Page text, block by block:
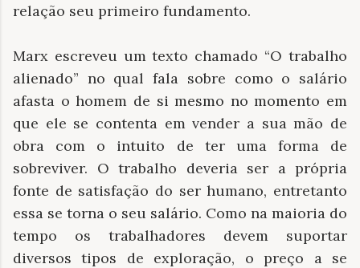
relação seu primeiro fundamento.
Marx escreveu um texto chamado “O trabalho
alienado” no qual fala sobre como o salário
afasta o homem de si mesmo no momento em
que ele se contenta em vender a sua mão de
obra com o intuito de ter uma forma de
sobreviver. O trabalho deveria ser a própria
fonte de satisfação do ser humano, entretanto
essa se torna o seu salário. Como na maioria do
tempo os trabalhadores devem suportar
diversos tipos de exploração, o preço a se